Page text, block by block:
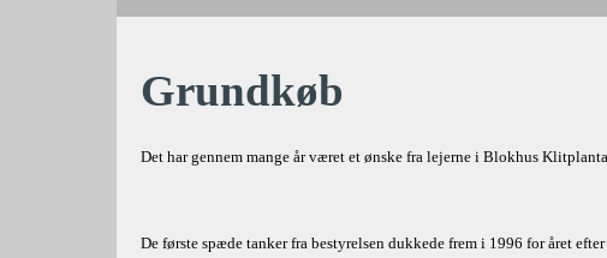
Grundkøb
Det har gennem mange år været et ønske fra lejerne i Blokhus
De første spæde tanker fra bestyrelsen dukkede frem i 1996 for året